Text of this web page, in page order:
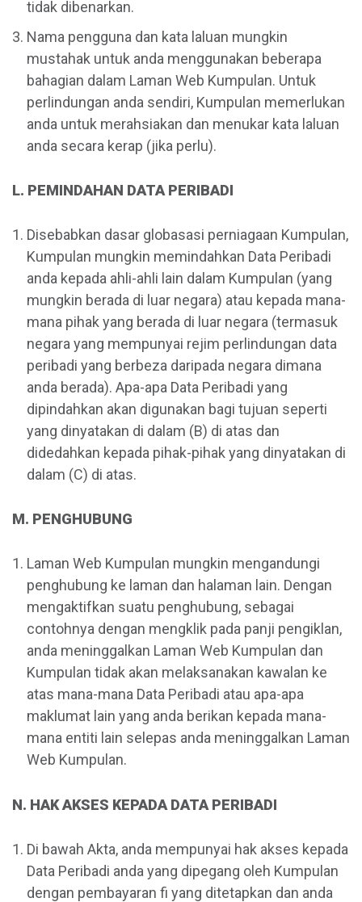
tidak dibenarkan.
Nama pengguna dan kata laluan mungkin
mustahak untuk anda menggunakan beberapa
bahagian dalam Laman Web Kumpulan. Untuk
perlindungan anda sendiri, Kumpulan memerlukan
anda untuk merahsiakan dan menukar kata laluan
anda secara kerap (jika perlu).
L. PEMINDAHAN DATA PERIBADI
Disebabkan dasar globasasi perniagaan Kumpulan,
Kumpulan mungkin memindahkan Data Peribadi
anda kepada ahli-ahli lain dalam Kumpulan (yang
mungkin berada di luar negara) atau kepada mana-
mana pihak yang berada di luar negara (termasuk
negara yang mempunyai rejim perlindungan data
peribadi yang berbeza daripada negara dimana
anda berada). Apa-apa Data Peribadi yang
dipindahkan akan digunakan bagi tujuan seperti
yang dinyatakan di dalam (B) di atas dan
didedahkan kepada pihak-pihak yang dinyatakan di
dalam (C) di atas.
M. PENGHUBUNG
Laman Web Kumpulan mungkin mengandungi
penghubung ke laman dan halaman lain. Dengan
mengaktifkan suatu penghubung, sebagai
contohnya dengan mengklik pada panji pengiklan,
anda meninggalkan Laman Web Kumpulan dan
Kumpulan tidak akan melaksanakan kawalan ke
atas mana-mana Data Peribadi atau apa-apa
maklumat lain yang anda berikan kepada mana-
mana entiti lain selepas anda meninggalkan Laman
Web Kumpulan.
N. HAK AKSES KEPADA DATA PERIBADI
Di bawah Akta, anda mempunyai hak akses kepada
Data Peribadi anda yang dipegang oleh Kumpulan
dengan pembayaran fi yang ditetapkan dan anda